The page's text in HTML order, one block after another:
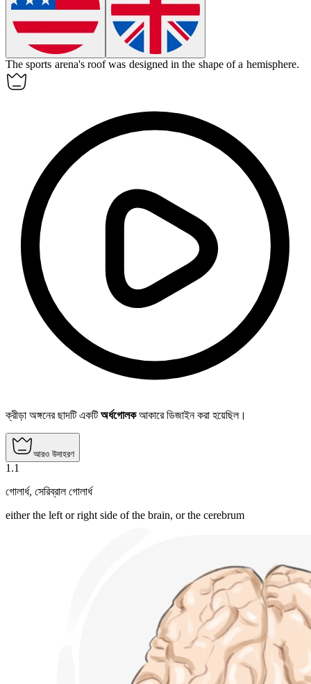
The sports arena's roof was designed in the shape of a hemisphere.
ক্রীড়া অঙ্গনের ছাদটি একটিঅর্ধগোলকআকারে ডিজাইন করা হয়েছিল।
আরও উদাহরণ
1 .1
গোলার্ধ, সেরিব্রাল গোলার্ধ
either the left or right side of the brain, or the cerebrum